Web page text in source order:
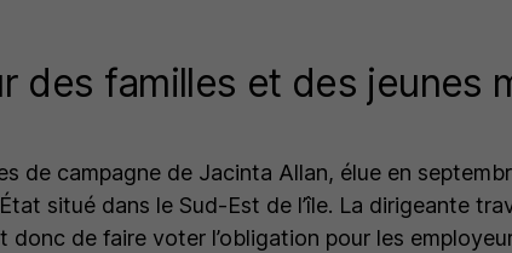
des familles et des jeunes
de campagne de Jacinta Allan, élue en
situé dans le Sud-Est de l’île. La dirigeante
donc de faire voter l’obligation pour les